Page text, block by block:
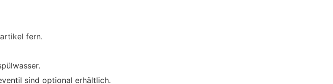
fern.
sind optional erhältlich.